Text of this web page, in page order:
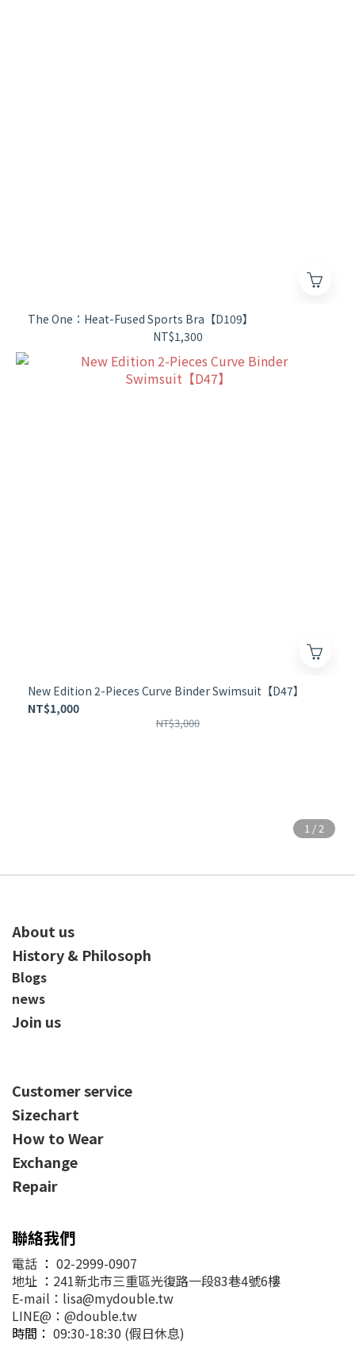
The One：Heat-Fused Sports Bra【D109】
NT$1,300
New Edition 2-Pieces Curve Binder Swimsuit【D47】
NT$1,000
NT$3,000
About us
History & Philosoph
Blogs
news
Join us
Customer service
Sizechart
How to Wear
Exchange
Repair
聯絡我們
電話 ： 02-2999-0907
地址 ： 241新北市三重區光復路一段83巷4號6樓
E-mail：lisa@mydouble.tw
LINE@：@double.tw
時間： 09:30-18:30 (假日休息)